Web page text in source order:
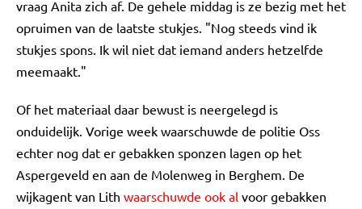
vraag Anita zich af. De gehele middag is ze bezig met het
opruimen van de laatste stukjes. "Nog steeds vind ik
stukjes spons. Ik wil niet dat iemand anders hetzelfde
meemaakt."
Of het materiaal daar bewust is neergelegd is
onduidelijk. Vorige week waarschuwde de politie Oss
echter nog dat er gebakken sponzen lagen op het
Aspergeveld en aan de Molenweg in Berghem. De
wijkagent van Lith waarschuwde ook al voor gebakken